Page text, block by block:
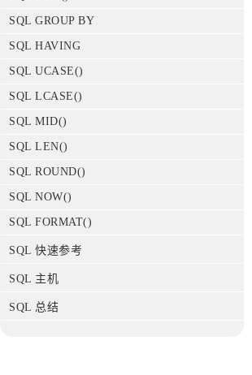
SQL GROUP BY
SQL HAVING
SQL UCASE()
SQL LCASE()
SQL MID()
SQL LEN()
SQL ROUND()
SQL NOW()
SQL FORMAT()
SQL 快速参考
SQL 主机
SQL 总结